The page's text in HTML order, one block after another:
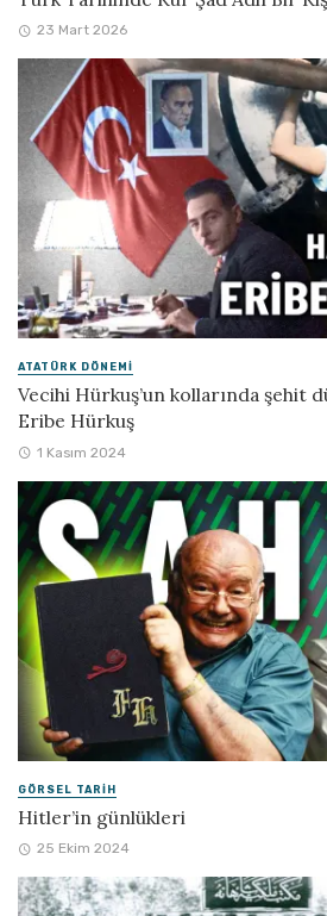
23 Mart 2026
ATATÜRK DÖNEMI
Vecihi Hürkuş’un kollarında şehit
Eribe Hürkuş
1 Kasım 2024
GÖRSEL TARIH
Hitler’in günlükleri
25 Ekim 2024